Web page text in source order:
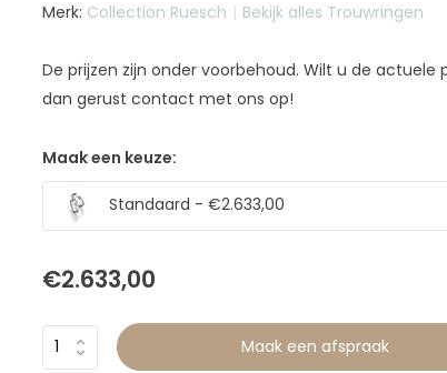
Merk: Collection Ruesch Bekijk alles Trouwringen
De prijzen zijn onder voorbehoud. Wilt u de actuele
dan gerust contact met ons op!
Maak een keuze:
Standaard - €2.633,00
€2.633,00
Maak een afspraak